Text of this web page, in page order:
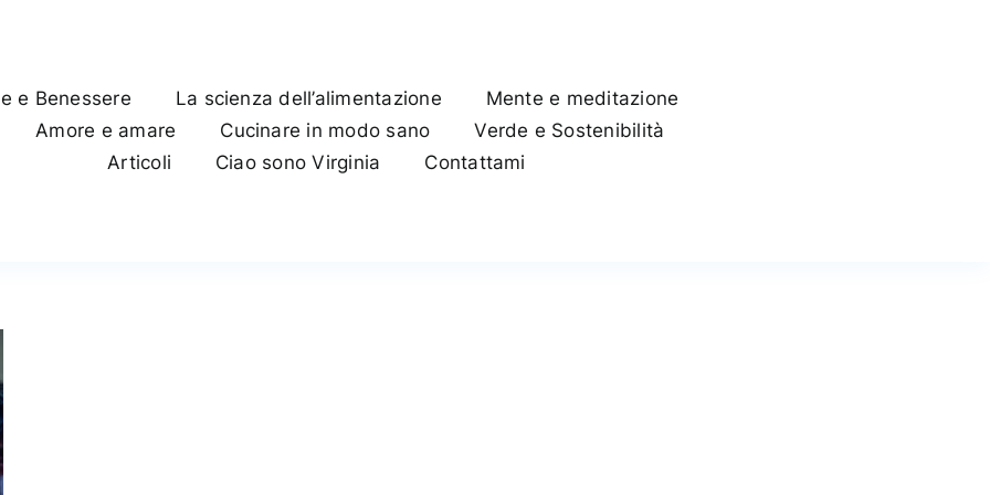
e Benessere
La scienza dell’alimentazione
Mente e meditazione
Amore e amare Cucinare in modo sano
Verde e Sostenibilità
Articoli
Ciao sono Virginia Contattami